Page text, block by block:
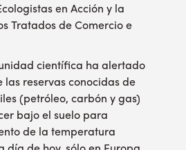
en Acción y la
Tratados de Comercio e
científica ha alertado
las reservas conocidas de
(petróleo, carbón y gas)
bajo el suelo para
de la temperatura